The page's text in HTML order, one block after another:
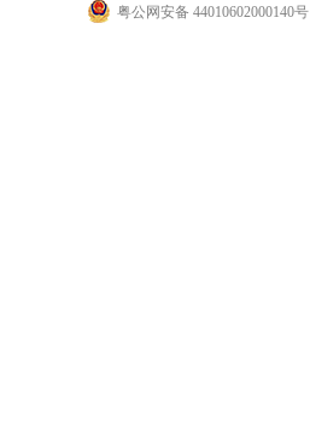
粤公网安备 44010602000140号